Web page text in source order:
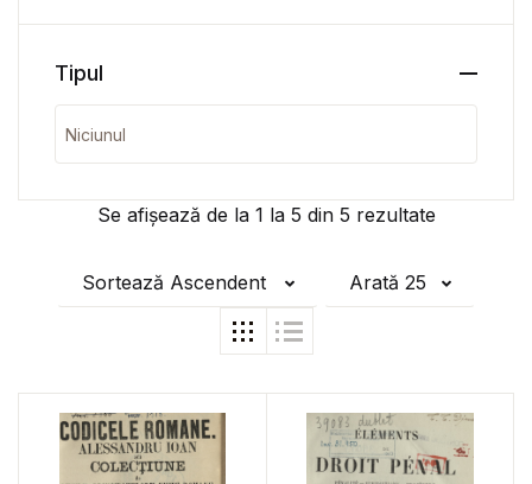
Se afișează de la 1 la 5 din 5 rezultate
Sortează Ascendent Arată 25
Tipul